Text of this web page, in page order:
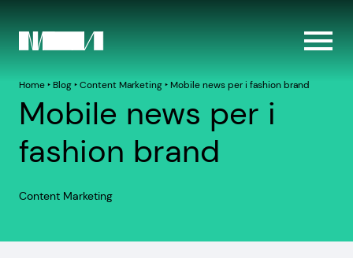
Home‣ Blog‣Content Marketing‣ Mobile news per i fashion brand
Mobile news per i
fashion brand
Content Marketing